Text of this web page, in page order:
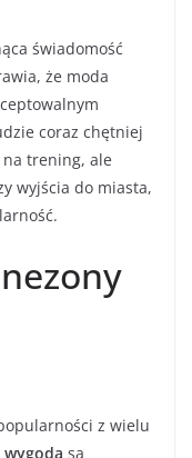
świadomość
że moda
coraz chętniej
trening, ale
wyjścia do miasta,
z wielu
wygoda są